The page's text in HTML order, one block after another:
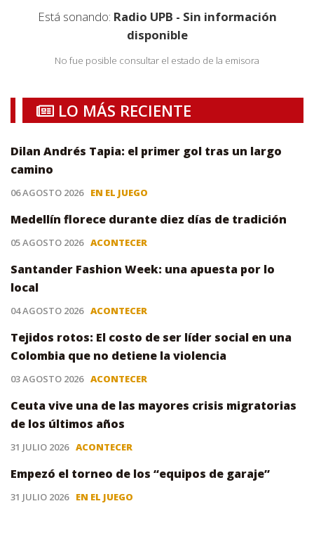
Está sonando: Radio UPB - Sin información
disponible
No fue posible consultar el estado de la emisora
LO MÁS RECIENTE
Dilan Andrés Tapia: el primer gol tras un largo
camino
06 AGOSTO 2026 EN EL JUEGO
Medellín florece durante diez días de tradición
05 AGOSTO 2026 ACONTECER
Santander Fashion Week: una apuesta por lo
local
04 AGOSTO 2026 ACONTECER
Tejidos rotos: El costo de ser líder social en una
Colombia que no detiene la violencia
03 AGOSTO 2026 ACONTECER
Ceuta vive una de las mayores crisis migratorias
de los últimos años
31 JULIO 2026 ACONTECER
Empezó el torneo de los “equipos de garaje”
31 JULIO 2026 EN EL JUEGO